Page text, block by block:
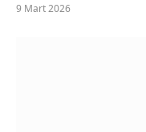
9 Mart 2026